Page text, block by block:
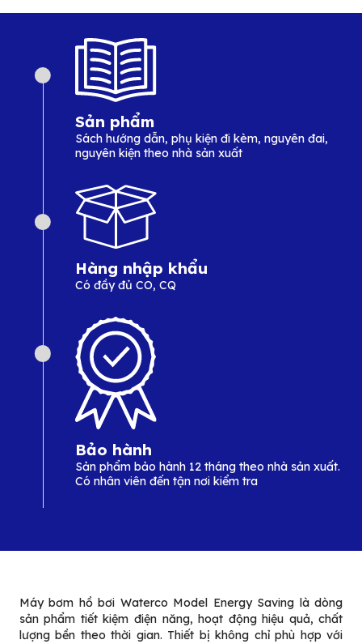
Sản phẩm
Sách hướng dẫn, phụ kiện đi kèm, nguyên đai,
nguyên kiện theo nhà sản xuất
Hàng nhập khẩu
Có đầy đủ CO, CQ
Bảo hành
Sản phẩm bảo hành 12 tháng theo nhà sản xuất.
Có nhân viên đến tận nơi kiểm tra
Máy bơm hồ bơi Waterco Model Energy Saving là dòng
sản phẩm tiết kiệm điện năng, hoạt động hiệu quả, chất
lượng bền theo thời gian. Thiết bị không chỉ phù hợp với